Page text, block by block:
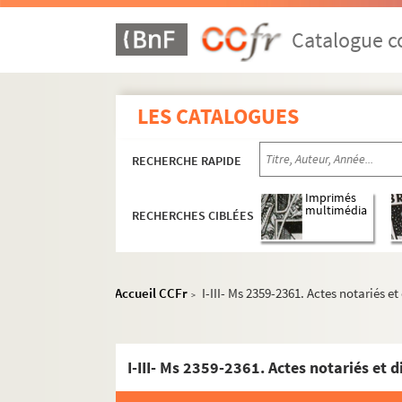
Catalogue
LES CATALOGUES
RECHERCHE RAPIDE
RECHERCHES CIBLÉES
Imprimés
multimédia
Accueil CCFr > I-III- Ms 2359-2361. Actes notariés
I-III- Ms 2359-2361. Actes notariés et